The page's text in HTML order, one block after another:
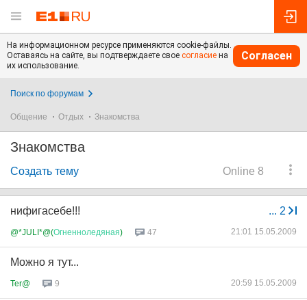
На информационном ресурсе применяются cookie-файлы.
Оставаясь на сайте, вы подтверждаете свое согласие на
их использование.
Согласен
Поиск по форумам
Общение Отдых Знакомства
Знакомства
Online 8
Создать тему
... 2
нифигасебе!!!
@*JULI*@(Огненноледяная) 47 21:01 15.05.2009
Можно я тут...
Ter@ 9 20:59 15.05.2009